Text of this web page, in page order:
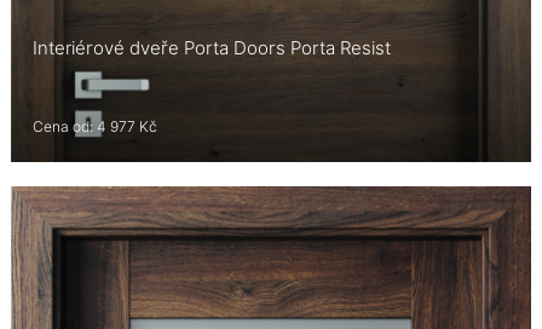
Interiérové dveře Porta Doors Porta Resist
Cena od: 4 977 Kč